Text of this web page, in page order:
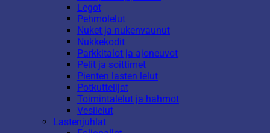
Legot
Pehmolelut
Nuket ja nukenvaunut
Nukkekodit
Parkkitalot ja ajoneuvot
Pelit ja soittimet
Pienten lasten lelut
Potkuttelijat
Toimintalelut ja hahmot
Vesilelut
Lastenjuhlat